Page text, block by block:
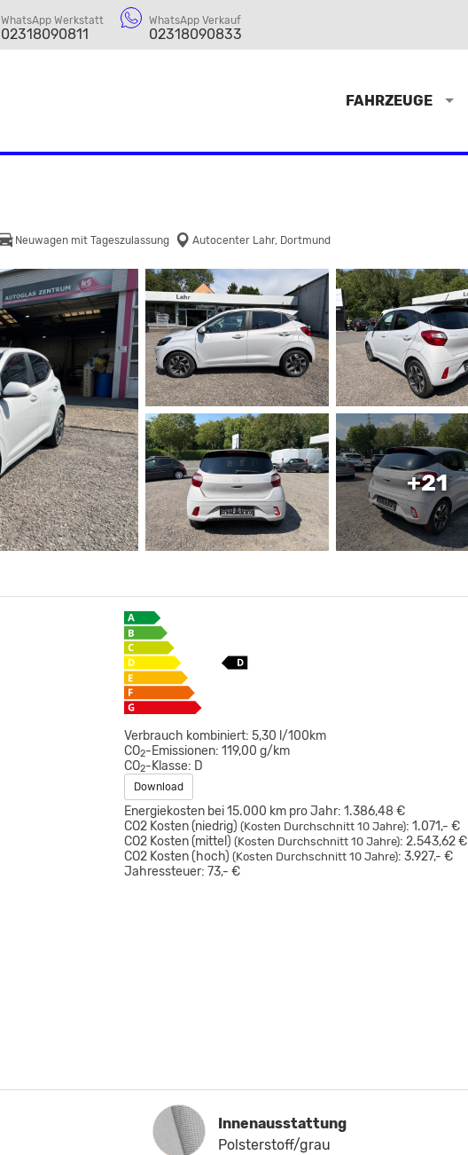
WhatsApp Werkstatt
02318090811
WhatsApp Verkauf
02318090833
FAHRZEUGE
Neuwagen mit Tageszulassung Autocenter Lahr, Dortmund
+21
Verbrauch kombiniert: 5,30 l/100km
CO2-Emissionen: 119,00 g/km
CO2-Klasse: D
Download
Energiekosten bei 15.000 km pro Jahr: 1.386,48 €
CO2 Kosten (niedrig) (Kosten Durchschnitt 10 Jahre): 1.071,- €
CO2 Kosten (mittel) (Kosten Durchschnitt 10 Jahre): 2.543,62 €
CO2 Kosten (hoch) (Kosten Durchschnitt 10 Jahre): 3.927,- €
Jahressteuer: 73,- €
Innenausstattung
Innenausstattung
Polsterstoff/grau